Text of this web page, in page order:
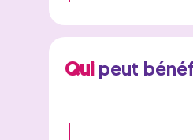
Quipeut